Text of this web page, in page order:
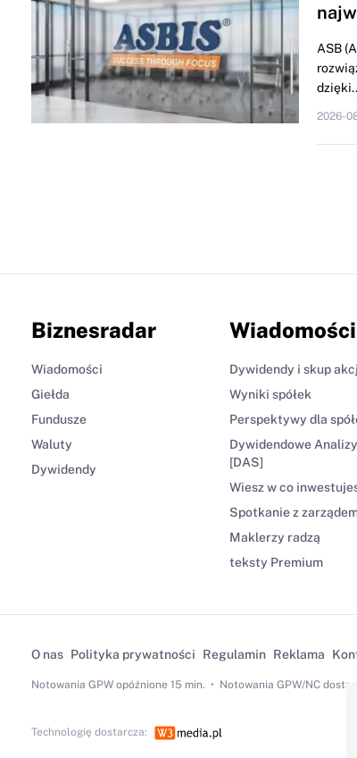
ASB
2026-
Biznesradar
Wiadomości
Giełda
Fundusze
Waluty
Dywidendy
Wiadomości
Dywidendy i skup
Wyniki spółek
Perspektywy dla
Dywidendowe
[DAS]
Wiesz w co
Spotkanie z
Maklerzy radzą
teksty Premium
O nas Polityka prywatności Regulamin Reklama
Notowania GPWopóźnione 15 min. Notowania GPW/NC
Technologię dostarcza: